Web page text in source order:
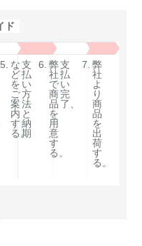
ド
5. な
ど
を
ご
案
内
す
る。
支
払
い
方
法
と
納
期
6. 弊
社
で
商
品
を
用
意
す
る。
支
払
い
完
了、
7. 弊
社
よ
り
商
品
を
出
荷
す
る。